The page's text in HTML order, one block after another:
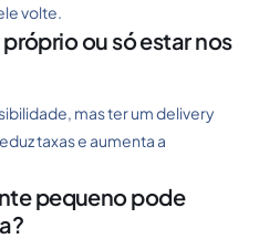
volte.
ou só estar nos
mas ter um delivery
taxas e aumenta a
pequeno pode